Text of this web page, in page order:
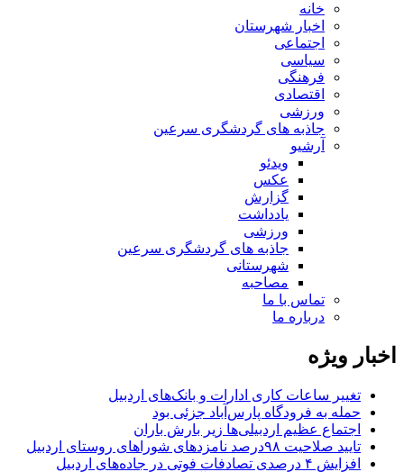
خانه
اخبار شهرستان
اجتماعی
سیاسی
فرهنگی
اقتصادی
ورزشی
جاذبه های گردشگری سرعین
آرشیو
ویدئو
عکس
گزارش
یادداشت
ورزشی
جاذبه های گردشگری سرعین
شهرستانی
مصاحبه
تماس با ما
درباره ما
اخبار ویژه
تغییر ساعات کاری ادارات و بانک‌های اردبیل
حمله به فرودگاه پارس‌‌آباد جزئی بود
اجتماع عظیم اردبیلی‌ها زیر بارش باران
تایید صلاحیت ۹۸درصد نامزدهای شوراهای روستای اردبیل
افزایش ۴ درصدی تصادفات فوتی در جاده‌های اردبیل